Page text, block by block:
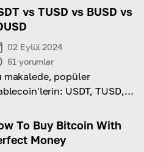
verecektir.
vs TUSD vs BUSD vs
02 Eylül 2024
61 yorumlar
makalede, popüler
USDT, TUSD,
ve temel farklarını
To Buy Bitcoin With
Money